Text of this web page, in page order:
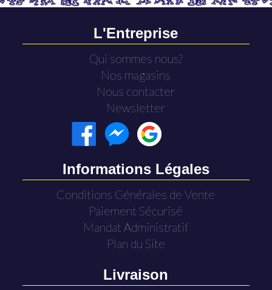
L'Entreprise
Qui sommes nous?
Nos magasins
Nous contacter
Newsletter
Informations Légales
Conditions Générales de Vente
Paiement Sécurisé
Mandat Administratif
Plan du Site
Livraison